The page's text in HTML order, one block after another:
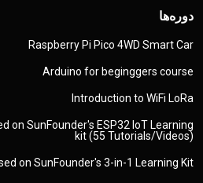
دوره‌ها
Raspberry Pi Pico 4WD Smart Car
Arduino for beginggers course
Introduction to WiFi LoRa
on SunFounder's ESP32 IoT Learning
kit (55 Tutorials/Videos)
on SunFounder's 3-in-1 Learning Kit